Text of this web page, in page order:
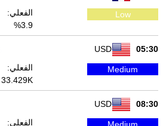
Low
الفعلي:
3.9%
05:30
USD
Medium
الفعلي:
33.429K
08:30
USD
Medium
الفعلي: